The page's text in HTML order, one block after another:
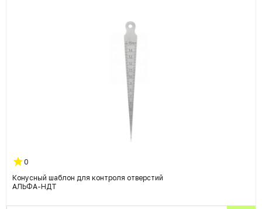
0
Конусный шаблон для контроля отверстий
АЛЬФА-НДТ